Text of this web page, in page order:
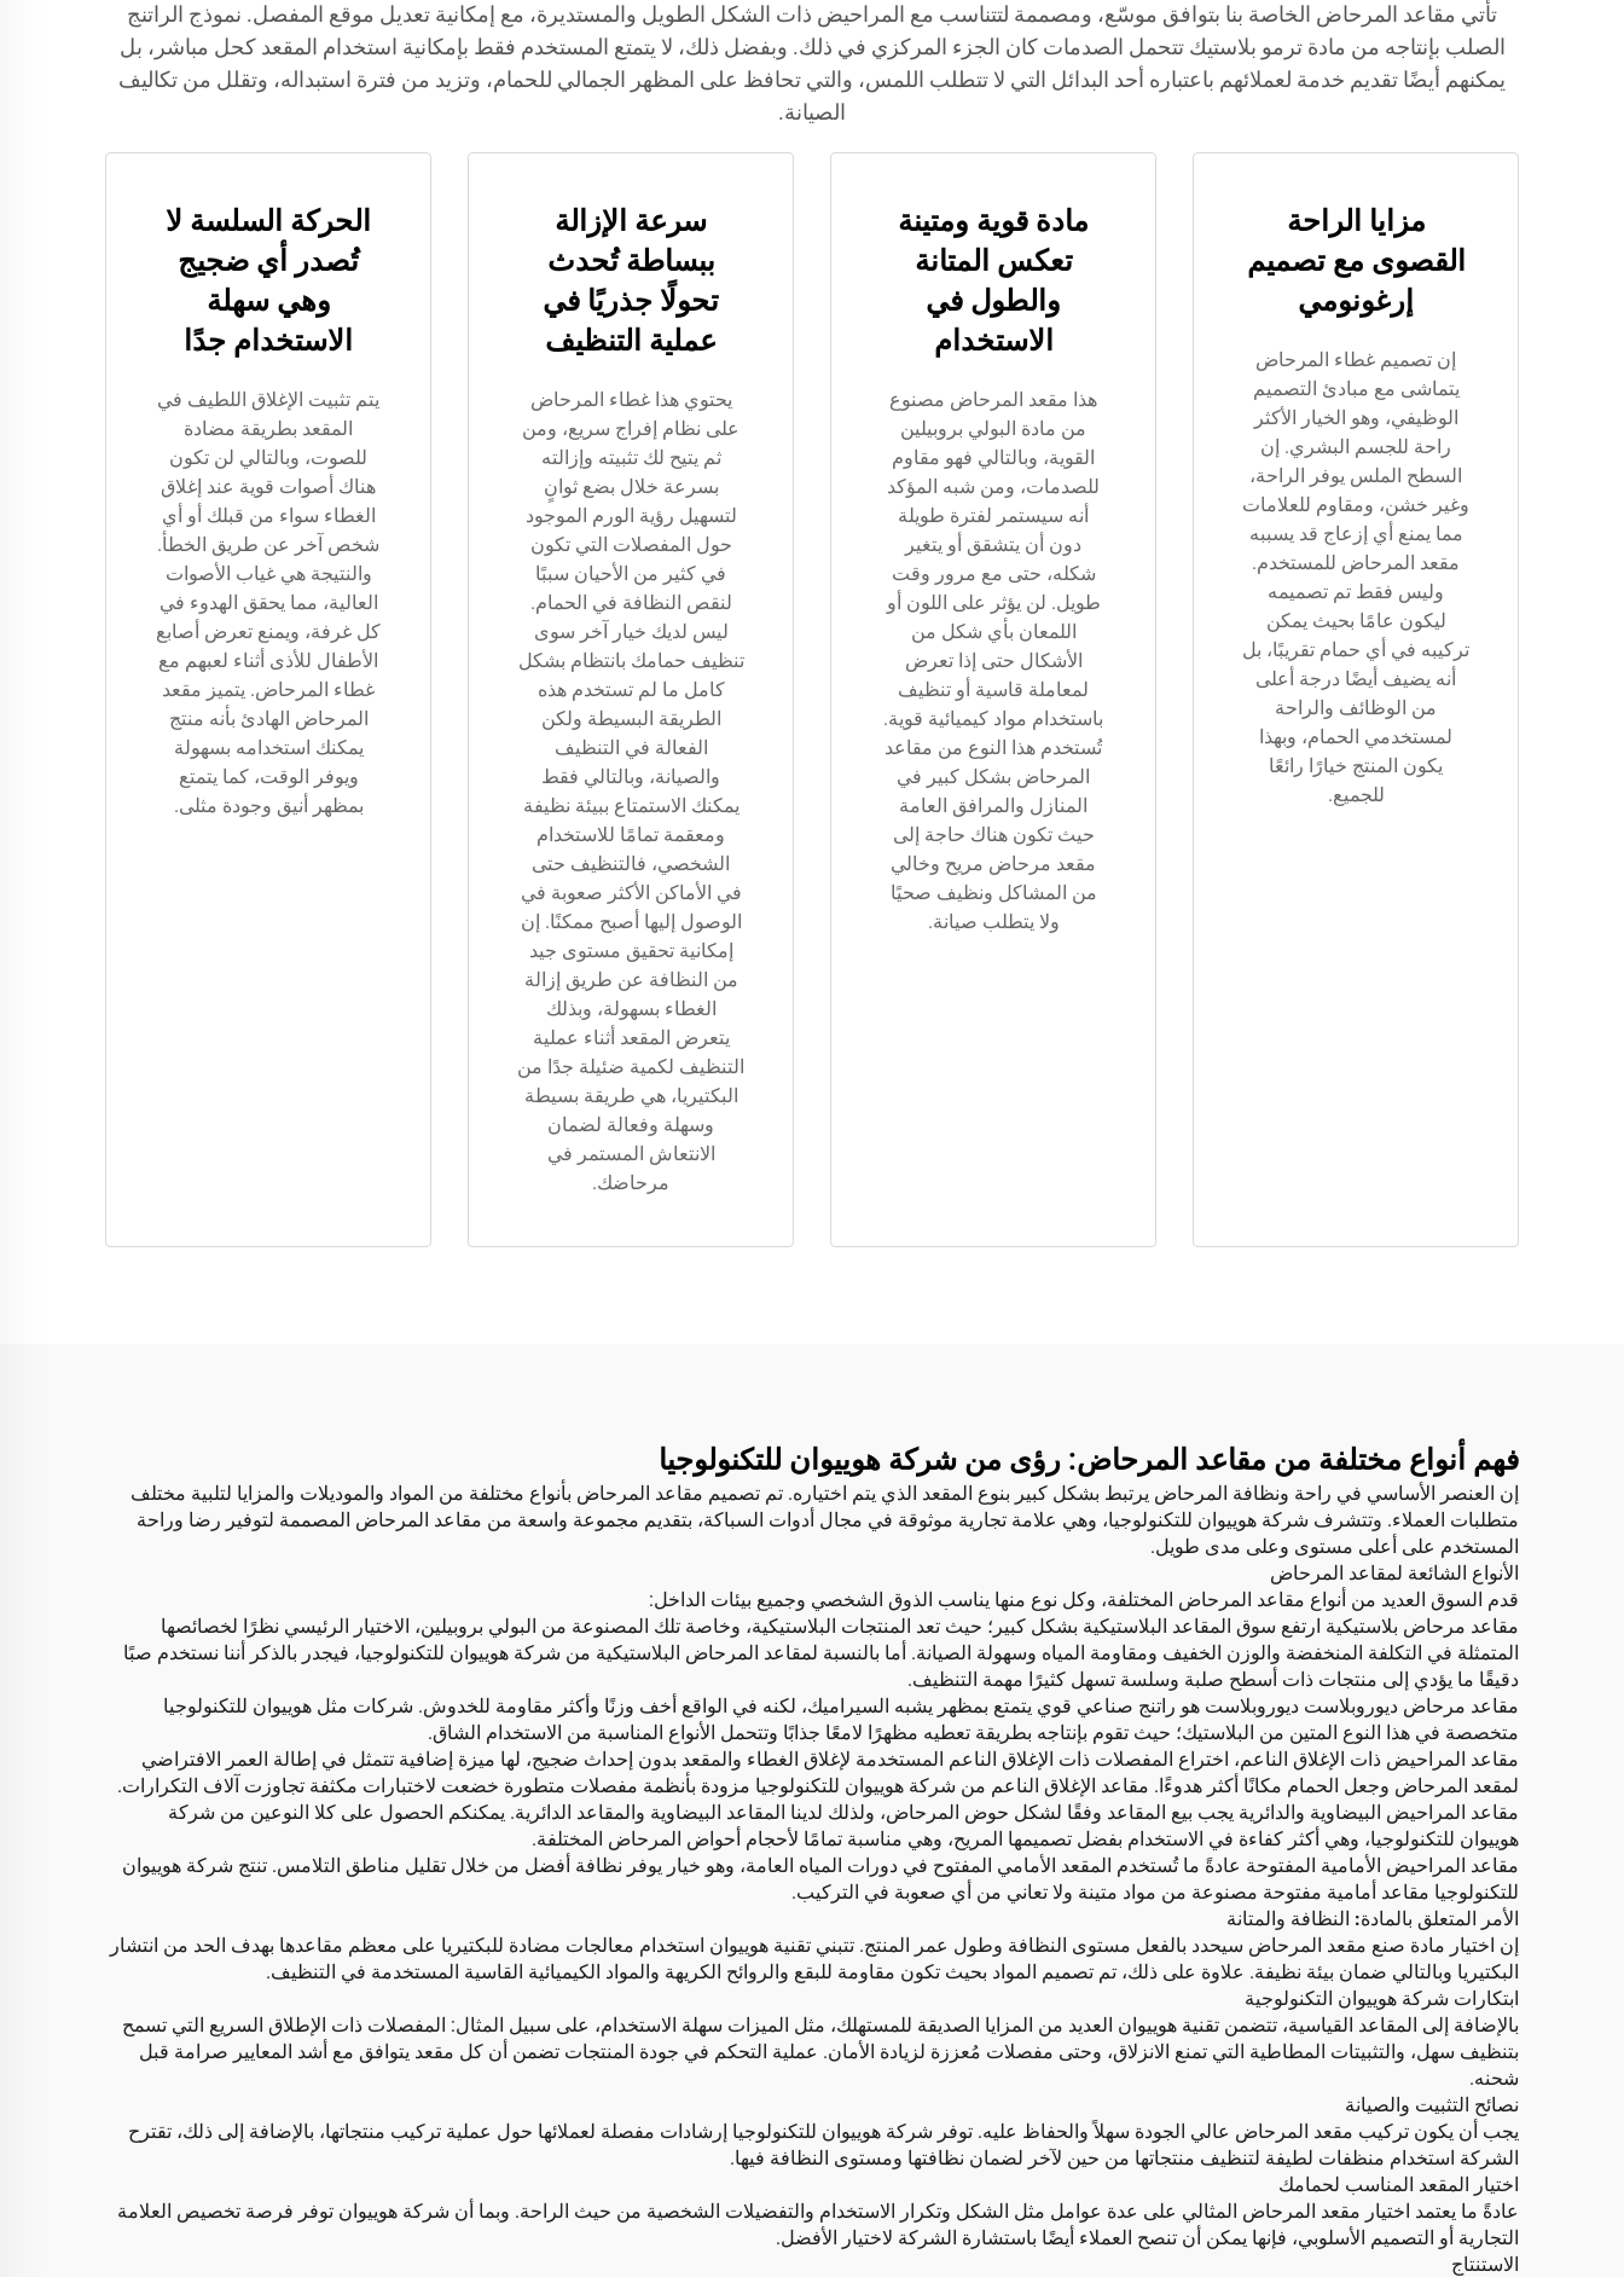
تأتي مقاعد المرحاض الخاصة بنا بتوافق موسّع، ومصممة لتتناسب مع المراحيض ذات الشكل الطويل والمستديرة، مع إمكانية تعديل موقع المفصل. نموذج الراتنج
الصلب بإنتاجه من مادة ترمو بلاستيك تتحمل الصدمات كان الجزء المركزي في ذلك. وبفضل ذلك، لا يتمتع المستخدم فقط بإمكانية استخدام المقعد كحل مباشر، بل
يمكنهم أيضًا تقديم خدمة لعملائهم باعتباره أحد البدائل التي لا تتطلب اللمس، والتي تحافظ على المظهر الجمالي للحمام، وتزيد من فترة استبداله، وتقلل من تكاليف
الصيانة.
مزايا الراحة
القصوى مع تصميم
إرغونومي
إن تصميم غطاء المرحاض
يتماشى مع مبادئ التصميم
الوظيفي، وهو الخيار الأكثر
راحة للجسم البشري. إن
السطح الملس يوفر الراحة،
وغير خشن، ومقاوم للعلامات
مما يمنع أي إزعاج قد يسببه
مقعد المرحاض للمستخدم.
وليس فقط تم تصميمه
ليكون عامًا بحيث يمكن
تركيبه في أي حمام تقريبًا، بل
أنه يضيف أيضًا درجة أعلى
من الوظائف والراحة
لمستخدمي الحمام، وبهذا
يكون المنتج خيارًا رائعًا
للجميع.
مادة قوية ومتينة
تعكس المتانة
والطول في
الاستخدام
هذا مقعد المرحاض مصنوع
من مادة البولي بروبيلين
القوية، وبالتالي فهو مقاوم
للصدمات، ومن شبه المؤكد
أنه سيستمر لفترة طويلة
دون أن يتشقق أو يتغير
شكله، حتى مع مرور وقت
طويل. لن يؤثر على اللون أو
اللمعان بأي شكل من
الأشكال حتى إذا تعرض
لمعاملة قاسية أو تنظيف
باستخدام مواد كيميائية قوية.
تُستخدم هذا النوع من مقاعد
المرحاض بشكل كبير في
المنازل والمرافق العامة
حيث تكون هناك حاجة إلى
مقعد مرحاض مريح وخالي
من المشاكل ونظيف صحيًا
ولا يتطلب صيانة.
سرعة الإزالة
ببساطة تُحدث
تحولًا جذريًا في
عملية التنظيف
يحتوي هذا غطاء المرحاض
على نظام إفراج سريع، ومن
ثم يتيح لك تثبيته وإزالته
بسرعة خلال بضع ثوانٍ
لتسهيل رؤية الورم الموجود
حول المفصلات التي تكون
في كثير من الأحيان سببًا
لنقص النظافة في الحمام.
ليس لديك خيار آخر سوى
تنظيف حمامك بانتظام بشكل
كامل ما لم تستخدم هذه
الطريقة البسيطة ولكن
الفعالة في التنظيف
والصيانة، وبالتالي فقط
يمكنك الاستمتاع ببيئة نظيفة
ومعقمة تمامًا للاستخدام
الشخصي، فالتنظيف حتى
في الأماكن الأكثر صعوبة في
الوصول إليها أصبح ممكنًا. إن
إمكانية تحقيق مستوى جيد
من النظافة عن طريق إزالة
الغطاء بسهولة، وبذلك
يتعرض المقعد أثناء عملية
التنظيف لكمية ضئيلة جدًا من
البكتيريا، هي طريقة بسيطة
وسهلة وفعالة لضمان
الانتعاش المستمر في
مرحاضك.
الحركة السلسة لا
تُصدر أي ضجيج
وهي سهلة
الاستخدام جدًا
يتم تثبيت الإغلاق اللطيف في
المقعد بطريقة مضادة
للصوت، وبالتالي لن تكون
هناك أصوات قوية عند إغلاق
الغطاء سواء من قبلك أو أي
شخص آخر عن طريق الخطأ.
والنتيجة هي غياب الأصوات
العالية، مما يحقق الهدوء في
كل غرفة، ويمنع تعرض أصابع
الأطفال للأذى أثناء لعبهم مع
غطاء المرحاض. يتميز مقعد
المرحاض الهادئ بأنه منتج
يمكنك استخدامه بسهولة
ويوفر الوقت، كما يتمتع
بمظهر أنيق وجودة مثلى.
فهم أنواع مختلفة من مقاعد المرحاض: رؤى من شركة هوييوان للتكنولوجيا
إن العنصر الأساسي في راحة ونظافة المرحاض يرتبط بشكل كبير بنوع المقعد الذي يتم اختياره. تم تصميم مقاعد المرحاض بأنواع مختلفة من المواد والموديلات والمزايا لتلبية مختلف
متطلبات العملاء. وتتشرف شركة هوييوان للتكنولوجيا، وهي علامة تجارية موثوقة في مجال أدوات السباكة، بتقديم مجموعة واسعة من مقاعد المرحاض المصممة لتوفير رضا وراحة
المستخدم على أعلى مستوى وعلى مدى طويل.
الأنواع الشائعة لمقاعد المرحاض
قدم السوق العديد من أنواع مقاعد المرحاض المختلفة، وكل نوع منها يناسب الذوق الشخصي وجميع بيئات الداخل:
مقاعد مرحاض بلاستيكية ارتفع سوق المقاعد البلاستيكية بشكل كبير؛ حيث تعد المنتجات البلاستيكية، وخاصة تلك المصنوعة من البولي بروبيلين، الاختيار الرئيسي نظرًا لخصائصها
المتمثلة في التكلفة المنخفضة والوزن الخفيف ومقاومة المياه وسهولة الصيانة. أما بالنسبة لمقاعد المرحاض البلاستيكية من شركة هوييوان للتكنولوجيا، فيجدر بالذكر أننا نستخدم صبًا
دقيقًا ما يؤدي إلى منتجات ذات أسطح صلبة وسلسة تسهل كثيرًا مهمة التنظيف.
مقاعد مرحاض ديوروبلاست ديوروبلاست هو راتنج صناعي قوي يتمتع بمظهر يشبه السيراميك، لكنه في الواقع أخف وزنًا وأكثر مقاومة للخدوش. شركات مثل هوييوان للتكنولوجيا
متخصصة في هذا النوع المتين من البلاستيك؛ حيث تقوم بإنتاجه بطريقة تعطيه مظهرًا لامعًا جذابًا وتتحمل الأنواع المناسبة من الاستخدام الشاق.
مقاعد المراحيض ذات الإغلاق الناعم، اختراع المفصلات ذات الإغلاق الناعم المستخدمة لإغلاق الغطاء والمقعد بدون إحداث ضجيج، لها ميزة إضافية تتمثل في إطالة العمر الافتراضي
لمقعد المرحاض وجعل الحمام مكانًا أكثر هدوءًا. مقاعد الإغلاق الناعم من شركة هوييوان للتكنولوجيا مزودة بأنظمة مفصلات متطورة خضعت لاختبارات مكثفة تجاوزت آلاف التكرارات.
مقاعد المراحيض البيضاوية والدائرية يجب بيع المقاعد وفقًا لشكل حوض المرحاض، ولذلك لدينا المقاعد البيضاوية والمقاعد الدائرية. يمكنكم الحصول على كلا النوعين من شركة
هوييوان للتكنولوجيا، وهي أكثر كفاءة في الاستخدام بفضل تصميمها المريح، وهي مناسبة تمامًا لأحجام أحواض المرحاض المختلفة.
مقاعد المراحيض الأمامية المفتوحة عادةً ما تُستخدم المقعد الأمامي المفتوح في دورات المياه العامة، وهو خيار يوفر نظافة أفضل من خلال تقليل مناطق التلامس. تنتج شركة هوييوان
للتكنولوجيا مقاعد أمامية مفتوحة مصنوعة من مواد متينة ولا تعاني من أي صعوبة في التركيب.
الأمر المتعلق بالمادة: النظافة والمتانة
إن اختيار مادة صنع مقعد المرحاض سيحدد بالفعل مستوى النظافة وطول عمر المنتج. تتبني تقنية هوييوان استخدام معالجات مضادة للبكتيريا على معظم مقاعدها بهدف الحد من انتشار
البكتيريا وبالتالي ضمان بيئة نظيفة. علاوة على ذلك، تم تصميم المواد بحيث تكون مقاومة للبقع والروائح الكريهة والمواد الكيميائية القاسية المستخدمة في التنظيف.
ابتكارات شركة هوييوان التكنولوجية
بالإضافة إلى المقاعد القياسية، تتضمن تقنية هوييوان العديد من المزايا الصديقة للمستهلك، مثل الميزات سهلة الاستخدام، على سبيل المثال: المفصلات ذات الإطلاق السريع التي تسمح
بتنظيف سهل، والتثبيتات المطاطية التي تمنع الانزلاق، وحتى مفصلات مُعززة لزيادة الأمان. عملية التحكم في جودة المنتجات تضمن أن كل مقعد يتوافق مع أشد المعايير صرامة قبل
شحنه.
نصائح التثبيت والصيانة
يجب أن يكون تركيب مقعد المرحاض عالي الجودة سهلاً والحفاظ عليه. توفر شركة هوييوان للتكنولوجيا إرشادات مفصلة لعملائها حول عملية تركيب منتجاتها، بالإضافة إلى ذلك، تقترح
الشركة استخدام منظفات لطيفة لتنظيف منتجاتها من حين لآخر لضمان نظافتها ومستوى النظافة فيها.
اختيار المقعد المناسب لحمامك
عادةً ما يعتمد اختيار مقعد المرحاض المثالي على عدة عوامل مثل الشكل وتكرار الاستخدام والتفضيلات الشخصية من حيث الراحة. وبما أن شركة هوييوان توفر فرصة تخصيص العلامة
التجارية أو التصميم الأسلوبي، فإنها يمكن أن تنصح العملاء أيضًا باستشارة الشركة لاختيار الأفضل.
الاستنتاج